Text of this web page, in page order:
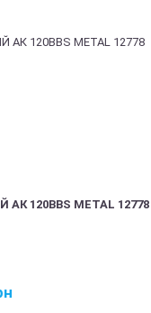
120BBS METAL 12778